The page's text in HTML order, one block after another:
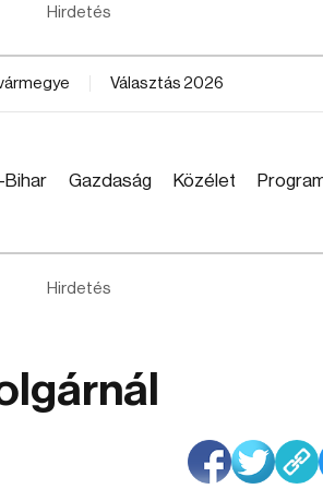
Hirdetés
Választás 2026
Bihar Gazdaság Közélet
Hirdetés